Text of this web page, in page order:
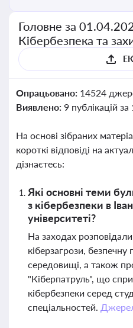
Головне за
Кібербезпека та
Опрацьовано: 14524
Виявлено: 9 публікацій за
На основі зібраних
короткі відповіді на
дізнаєтесь:
Які основні теми
з кібербезпеки в
університеті?
На заходах
кіберзагрози,
середовищі, а також
"Кіберпатруль", що
кібербезпеки серед
спеціальностей.